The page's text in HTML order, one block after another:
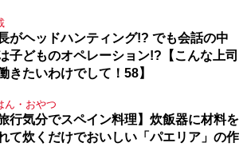
がヘッドハンティング!? でも会話の中
子どものオペレーション!?【こんな上司
きたいわけでして！58】
ん・おやつ
旅行気分でスペイン料理】炊飯器に材料を
て炊くだけでおいしい「パエリア」の作